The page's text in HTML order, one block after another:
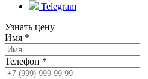
Telegram
Узнать цену
Имя *
Телефон *